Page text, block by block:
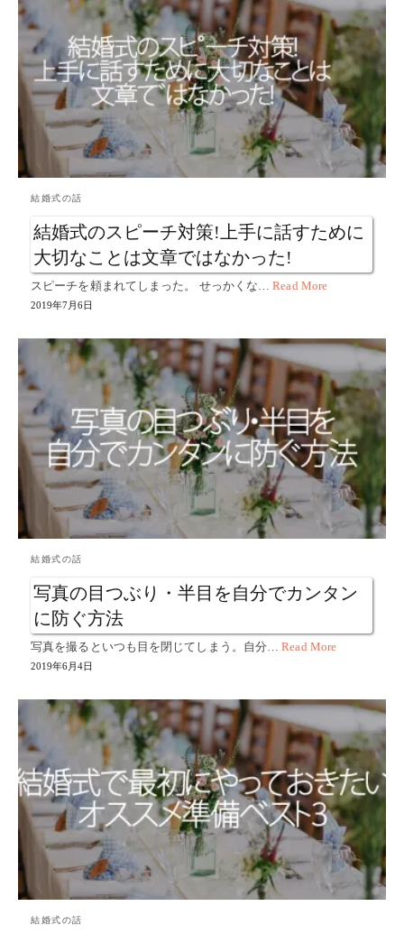
結婚式の話
結婚式のスピーチ対策!上手に話すために
大切なことは文章ではなかった!
スピーチを頼まれてしまった。 せっかくな…Read More
2019年7月6日
結婚式の話
写真の目つぶり・半目を自分でカンタン
に防ぐ方法
写真を撮るといつも目を閉じてしまう。自分…Read More
2019年6月4日
結婚式の話